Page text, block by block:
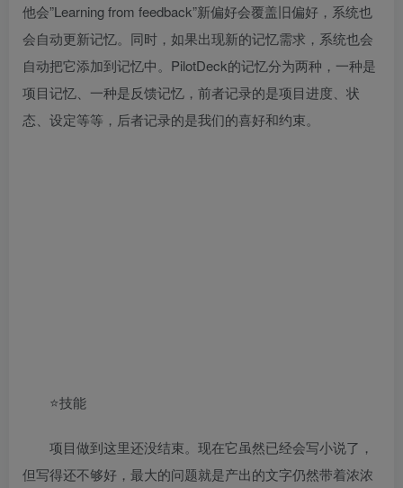
他会”Learning from feedback”新偏好会覆盖旧偏好，系统也
会自动更新记忆。同时，如果出现新的记忆需求，系统也会
自动把它添加到记忆中。PilotDeck的记忆分为两种，一种是
项目记忆、一种是反馈记忆，前者记录的是项目进度、状
态、设定等等，后者记录的是我们的喜好和约束。
⭐技能
项目做到这里还没结束。现在它虽然已经会写小说了，
但写得还不够好，最大的问题就是产出的文字仍然带着浓浓